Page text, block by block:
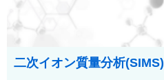
二次イオン質量分析(SIMS)